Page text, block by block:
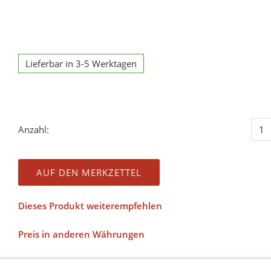
Lieferbar in 3-5 Werktagen
Anzahl:
AUF DEN MERKZETTEL
Dieses Produkt weiterempfehlen
Preis in anderen Währungen